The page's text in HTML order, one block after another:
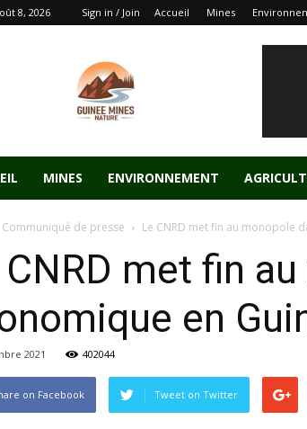
8, 2026 Sign in / Join Accueil Mines
MINES ENVIRONNEMENT
Communiqué de presse Le CNRD met fin au monopole
CNRD met fin
en
2021 402044
on Facebook Tweet on Twitter